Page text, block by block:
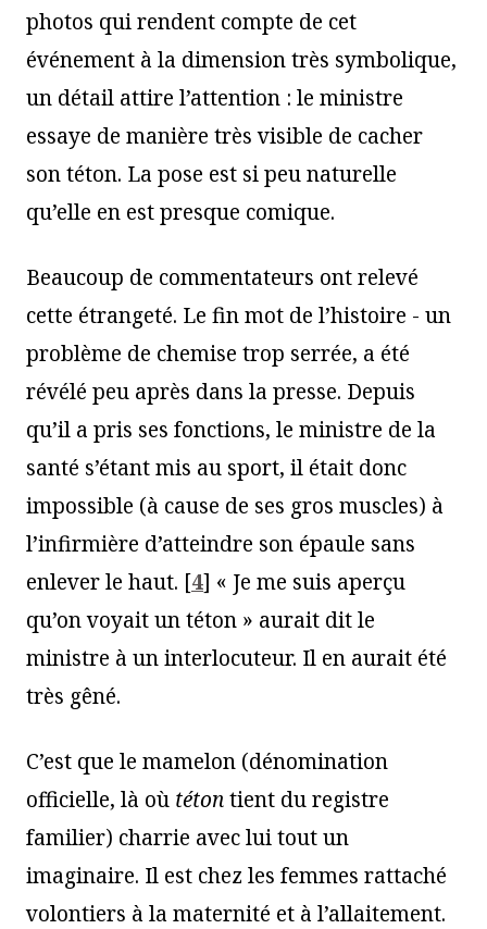
photos qui rendent compte de cet
événement à la dimension très symbolique,
un détail attire l’attention : le ministre
essaye de manière très visible de cacher
son téton. La pose est si peu naturelle
qu’elle en est presque comique.
Beaucoup de commentateurs ont relevé
cette étrangeté. Le fin mot de l’histoire - un
problème de chemise trop serrée, a été
révélé peu après dans la presse. Depuis
qu’il a pris ses fonctions, le ministre de la
santé s’étant mis au sport, il était donc
impossible (à cause de ses gros muscles) à
l’infirmière d’atteindre son épaule sans
enlever le haut. [4] « Je me suis aperçu
qu’on voyait un téton » aurait dit le
ministre à un interlocuteur. Il en aurait été
très gêné.
C’est que le mamelon (dénomination
officielle, là où tétontient du registre
familier) charrie avec lui tout un
imaginaire. Il est chez les femmes rattaché
volontiers à la maternité et à l’allaitement.